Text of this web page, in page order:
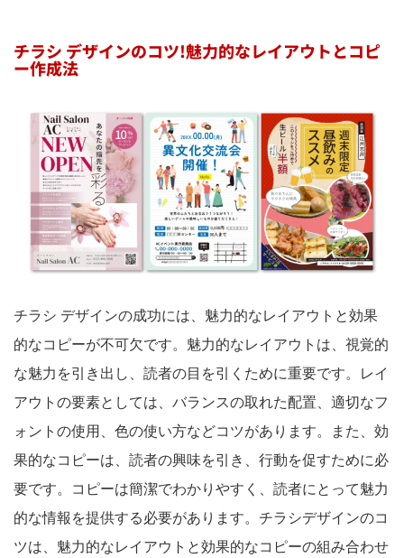
チラシ デザインのコツ!魅力的なレイアウトとコピ
ー作成法
チラシ デザインの成功には、魅力的なレイアウトと効果
的なコピーが不可欠です。魅力的なレイアウトは、視覚的
な魅力を引き出し、読者の目を引くために重要です。レイ
アウトの要素としては、バランスの取れた配置、適切なフ
ォントの使用、色の使い方などコツがあります。また、効
果的なコピーは、読者の興味を引き、行動を促すために必
要です。コピーは簡潔でわかりやすく、読者にとって魅力
的な情報を提供する必要があります。チラシデザインのコ
ツは、魅力的なレイアウトと効果的なコピーの組み合わせ